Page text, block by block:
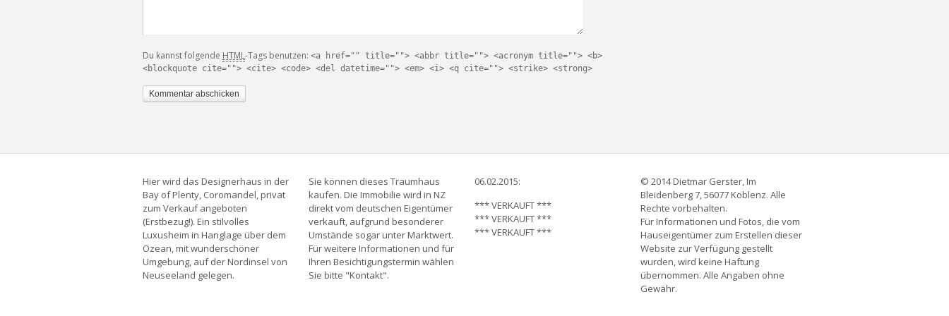
Du kannst folgende HTML-Tags benutzen: <a href="" title=""> <abbr title=""> <acronym title=""> <b>
<blockquote cite=""> <cite> <code> <del datetime=""> <em> <i> <q cite=""> <strike> <strong>
Hier wird das Designerhaus in der
Bay of Plenty, Coromandel, privat
zum Verkauf angeboten
(Erstbezug!). Ein stilvolles
Luxusheim in Hanglage über dem
Ozean, mit wunderschöner
Umgebung, auf der Nordinsel von
Neuseeland gelegen.
Sie können dieses Traumhaus
kaufen. Die Immobilie wird in NZ
direkt vom deutschen Eigentümer
verkauft, aufgrund besonderer
Umstände sogar unter Marktwert.
Für weitere Informationen und für
Ihren Besichtigungstermin wählen
Sie bitte "Kontakt".
06.02.2015:
*** VERKAUFT ***
*** VERKAUFT ***
*** VERKAUFT ***
© 2014 Dietmar Gerster, Im
Bleidenberg 7, 56077 Koblenz. Alle
Rechte vorbehalten.
Für Informationen und Fotos, die vom
Hauseigentümer zum Erstellen dieser
Website zur Verfügung gestellt
wurden, wird keine Haftung
übernommen. Alle Angaben ohne
Gewähr.